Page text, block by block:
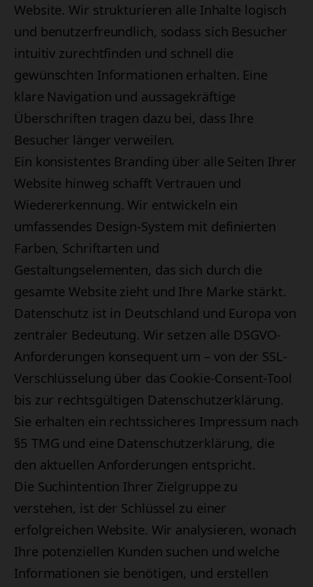
Website. Wir strukturieren alle Inhalte logisch
und benutzerfreundlich, sodass sich Besucher
intuitiv zurechtfinden und schnell die
gewünschten Informationen erhalten. Eine
klare Navigation und aussagekräftige
Überschriften tragen dazu bei, dass Ihre
Besucher länger verweilen.
Ein konsistentes Branding über alle Seiten Ihrer
Website hinweg schafft Vertrauen und
Wiedererkennung. Wir entwickeln ein
umfassendes Design-System mit definierten
Farben, Schriftarten und
Gestaltungselementen, das sich durch die
gesamte Website zieht und Ihre Marke stärkt.
Datenschutz ist in Deutschland und Europa von
zentraler Bedeutung. Wir setzen alle DSGVO-
Anforderungen konsequent um – von der SSL-
Verschlüsselung über das Cookie-Consent-Tool
bis zur rechtsgültigen Datenschutzerklärung.
Sie erhalten ein rechtssicheres Impressum nach
§5 TMG und eine Datenschutzerklärung, die
den aktuellen Anforderungen entspricht.
Die Suchintention Ihrer Zielgruppe zu
verstehen, ist der Schlüssel zu einer
erfolgreichen Website. Wir analysieren, wonach
Ihre potenziellen Kunden suchen und welche
Informationen sie benötigen, und erstellen